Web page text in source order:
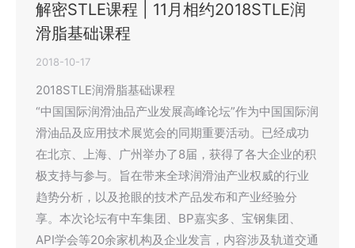
解密STLE课程 | 11月相约2018STLE润
滑脂基础课程
2018-10-17
2018STLE润滑脂基础课程
“中国国际润滑油品产业发展高峰论坛”作为中国国际润
滑油品及应用技术展览会的同期重要活动。已经成功
在北京、上海、广州举办了8届，获得了各大企业的积
极支持与参与。旨在带来全球润滑油产业权威的行业
趋势分析，以及抢眼的技术产品发布和产业经验分
享。本次论坛有中车集团、BP嘉实多、宝钢集团、
API学会等20余家机构及企业发言，内容涉及轨道交通